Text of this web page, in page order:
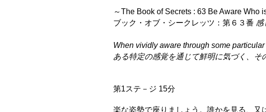
～The Book of Secrets : 63 Be Aware Who
ブック・オブ・シークレッツ：第６３番 感
When vividly aware through some
ある特定の感覚を通じて鮮明に気づく、そ
第1ステ－ジ 15分
楽な姿勢で座りましょう。誰かを見る、又